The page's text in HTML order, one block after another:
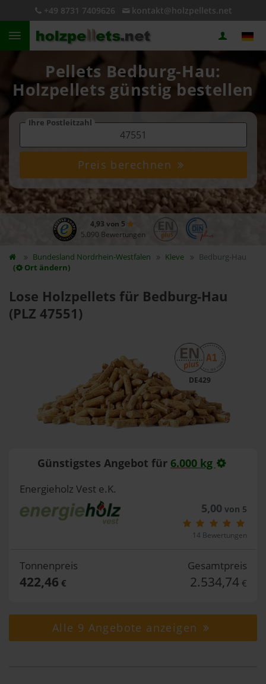
+49 8731 7409626 kontakt@holzpellets.net
Pellets Bedburg-Hau:
Holzpellets günstig bestellen
Ihre Postleitzahl
Preis berechnen
4,93 von 5
5.090 Bewertungen
Bundesland Nordrhein-Westfalen Kleve
Bedburg-Hau
(
Ort ändern)
Lose Holzpellets für Bedburg-Hau
(PLZ 47551)
DE429
Günstigstes Angebot für 6.000 kg
Energieholz Vest e.K.
5,00 von 5
14 Bewertungen
Tonnenpreis
422,46 €
Gesamtpreis
2.534,74 €
Alle 9 Angebote anzeigen